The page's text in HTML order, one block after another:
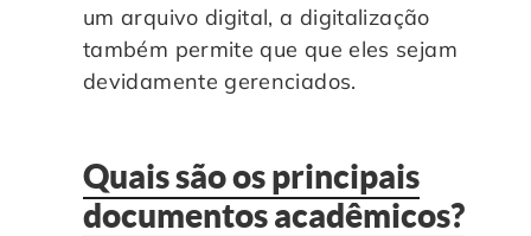
um arquivo digital, a digitalização
também permite que que eles sejam
devidamente gerenciados.
Quais são os principais
documentos acadêmicos?